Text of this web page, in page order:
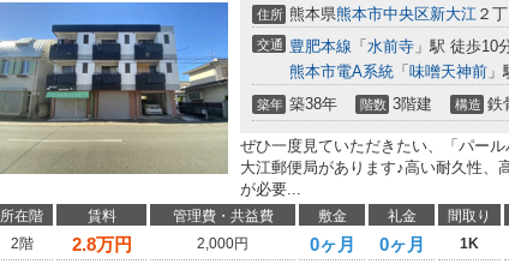
住所 熊本県熊本市中央区新大江 ２
交通 豊肥本線 「 水前寺 」駅 徒歩10
熊本市電A系統 「 味噌天神前
築年 築38年 階数 3階建 構造 鉄
ぜひ一度見ていただきたい、「パー
大江郵便局があります♪高い耐久性、
が必要...
所在階 賃料 管理費・共益費 敷金 礼金 間取り
2階
2.8万円 2,000円 0ヶ月 0ヶ月 1K